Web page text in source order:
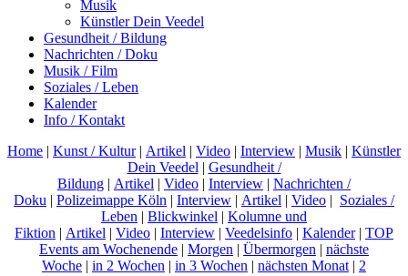
Musik
Künstler Dein Veedel
Gesundheit / Bildung
Nachrichten / Doku
Musik / Film
Soziales / Leben
Kalender
Info / Kontakt
Home | Kunst / Kultur| Artikel | Video | Interview | Musik | Künstler
Dein Veedel | Gesundheit /
Bildung | Artikel | Video | Interview | Nachrichten /
Doku | Polizeimappe Köln | Interview | Artikel | Video | Soziales /
Leben | Blickwinkel | Kolumne und
Fiktion | Artikel | Video | Interview | Veedelsinfo | Kalender| TOP
Events am Wochenende | Morgen | Übermorgen | nächste
Woche | in 2 Wochen | in 3 Wochen | nächsten Monat | 2